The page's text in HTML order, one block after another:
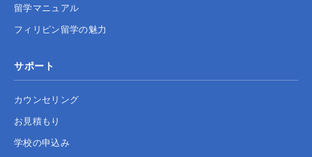
留学マニュアル
フィリピン留学の魅力
サポート
カウンセリング
お見積もり
学校の申込み